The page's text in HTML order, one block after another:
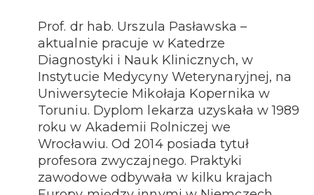
Prof. dr hab. Urszula Pasławska –
aktualnie pracuje w Katedrze
Diagnostyki i Nauk Klinicznych, w
Instytucie Medycyny Weterynaryjnej, na
Uniwersytecie Mikołaja Kopernika w
Toruniu. Dyplom lekarza uzyskała w 1989
roku w Akademii Rolniczej we
Wrocławiu. Od 2014 posiada tytuł
profesora zwyczajnego. Praktyki
zawodowe odbywała w kilku krajach